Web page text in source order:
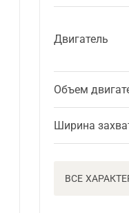
Двигатель
Объем
Ширина
ВСЕ